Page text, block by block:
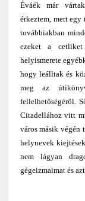
Éváék már
érkeztem, mert
továbbiakban
ezeket a
helyismerete
hogy leálltak és
meg az
fellelhetőségéről.
Citadellához vitt
város másik végén
helynevek
nem lágyan
gégeizmaimat és